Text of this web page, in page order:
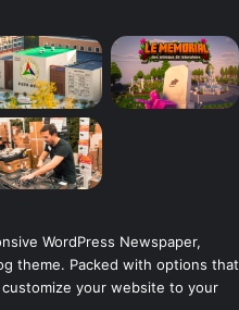
WordPress Newspaper,
theme. Packed with options that
your website to your